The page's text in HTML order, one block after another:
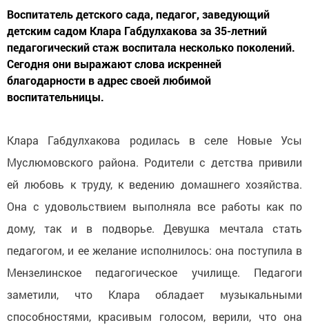
Воспитатель детского сада, педагог, заведующий
детским садом Клара Габдулхакова за 35-летний
педагогический стаж воспитала несколько поколений.
Сегодня они выражают слова искренней
благодарности в адрес своей любимой
воспитательницы.
Клара Габдулхакова родилась в селе Новые Усы
Муслюмовского района. Родители с детства привили
ей любовь к труду, к ведению домашнего хозяйства.
Она с удовольствием выполняла все работы как по
дому, так и в подворье. Девушка мечтала стать
педагогом, и ее желание исполнилось: она поступила в
Мензелинское педагогическое училище. Педагоги
заметили, что Клара обладает музыкальными
способностями, красивым голосом, верили, что она